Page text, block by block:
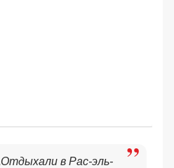
в Рас-эль-